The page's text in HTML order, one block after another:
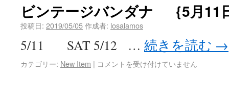
ビンテージバンダナ ｛5月11
投稿日: 2019/05/05作成者: losalamos
5/11 SAT 5/12 … 続きを読む →
カテゴリー: New Item | コメントを受け付けていません